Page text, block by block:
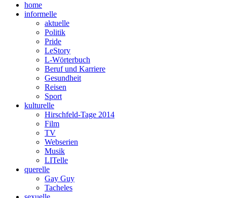
home
informelle
aktuelle
Politik
Pride
LeStory
L-Wörterbuch
Beruf und Karriere
Gesundheit
Reisen
Sport
kulturelle
Hirschfeld-Tage 2014
Film
TV
Webserien
Musik
LITelle
querelle
Gay Guy
Tacheles